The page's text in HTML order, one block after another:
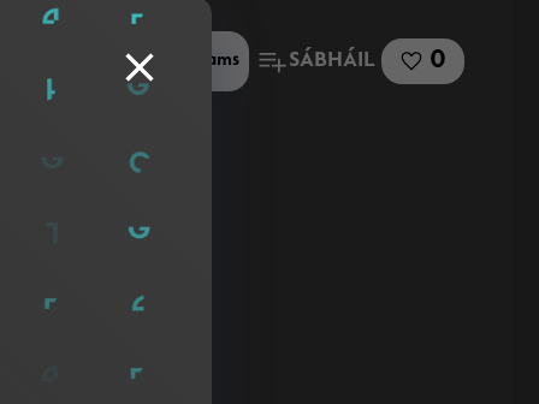
Roinn le Microsoft Teams SÁBHÁIL 0